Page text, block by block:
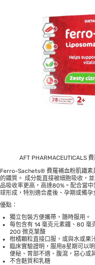
AFT PHARMACEUTICALS
Ferro-Sachets® 費羅補血粉肌鐵素
的鐵質。 成分能直接被細胞吸收，
品吸收率更高，高達80%。配合當
球形成，特別適合產後、孕期或備孕
優點：
獨立包裝方便攜帶，隨時服用。
每包含有 14 毫克元素鐵、80 毫
200 微克葉酸
柑橘顆粒直接口服，或與水或果
臨床實驗證明，服用8星期可以
便秘、胃部不適、腹瀉，惡心或
不含麩質和乳糖